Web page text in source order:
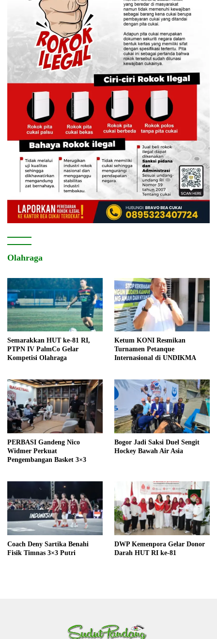
Olahraga
Semarakkan HUT ke-81 RI,
PTPN IV PalmCo Gelar
Kompetisi Olahraga
Ketum KONI Resmikan
Turnamen Petanque
Internasional di UNDIKMA
PERBASI Gandeng Nico
Widmer Perkuat
Pengembangan Basket 3×3
Bogor Jadi Saksi Duel Sengit
Hockey Bawah Air Asia
Coach Deny Sartika Benahi
Fisik Timnas 3×3 Putri
DWP Kemenpora Gelar Donor
Darah HUT RI ke-81